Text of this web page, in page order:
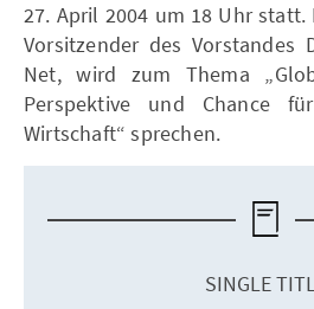
27. April 2004 um 18 Uhr
Vorsitzender des Vorstandes
Net, wird zum Thema
Perspektive und Chance
Wirtschaft“ sprechen.
SINGLE